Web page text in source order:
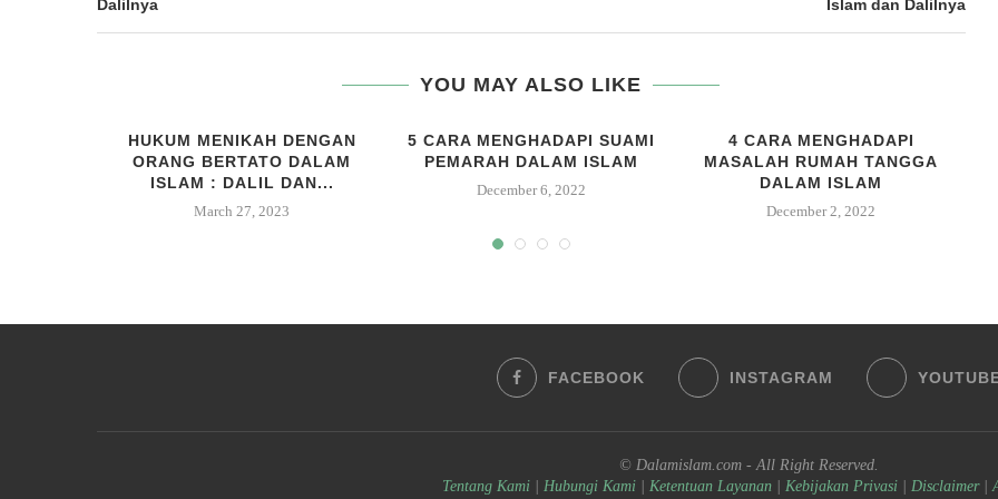
Dalilnya
Islam dan Dalilnya
YOU MAY ALSO LIKE
HUKUM MENIKAH DENGAN
ORANG BERTATO DALAM
ISLAM : DALIL DAN...
March 27, 2023
5 CARA MENGHADAPI SUAMI
PEMARAH DALAM ISLAM
December 6, 2022
4 CARA MENGHADAPI
MASALAH RUMAH TANGGA
DALAM ISLAM
December 2, 2022
FACEBOOK INSTAGRAM
© Dalamislam.com - All Right Reserved.
Tentang Kami
Hubungi Kami| Ketentuan Layanan| Kebijakan Privasi| Disclaimer|